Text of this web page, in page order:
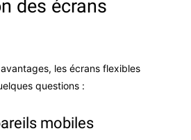
des écrans
les écrans flexibles
questions :
mobiles